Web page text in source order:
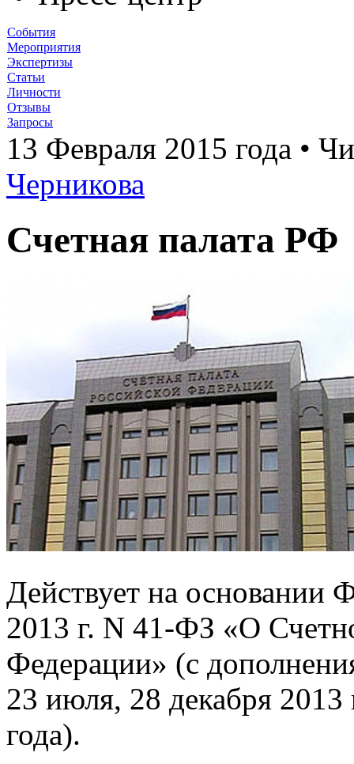
События
Мероприятия
Экспертизы
Статьи
Личности
Отзывы
Запросы
13 Февраля 2015 года •
Черникова
Счетная палата РФ
Действует на основании
2013 г. N 41-ФЗ «О
Федерации» (с
23 июля, 28 декабря 2013
года).